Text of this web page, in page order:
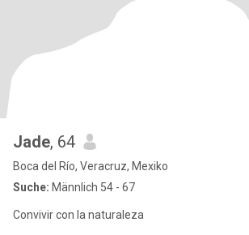
Jade, 64
Boca del Río, Veracruz, Mexiko
Suche: Männlich 54 - 67
Convivir con la naturaleza